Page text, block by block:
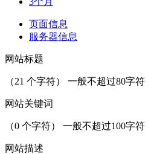
页面信息
服务器信息
网站标题
（21 个字符） 一般不超过80字符
网站关键词
（0 个字符） 一般不超过100字符
网站描述